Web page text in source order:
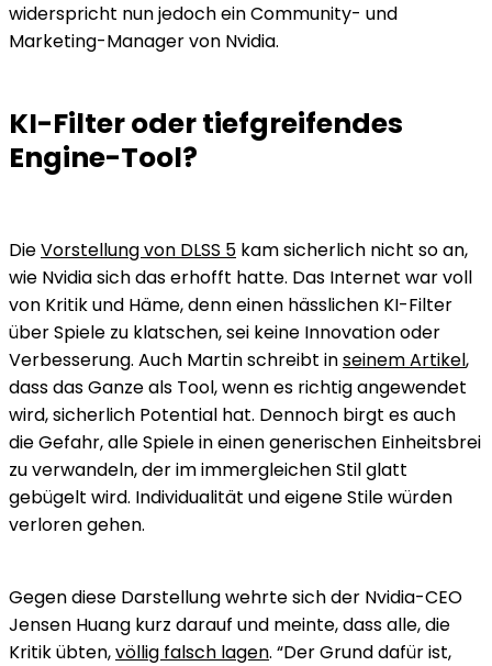
widerspricht nun jedoch ein Community- und
Marketing-Manager von Nvidia.
KI-Filter oder tiefgreifendes
Engine-Tool?
DieVorstellung von DLSS 5 kam sicherlich nicht so an,
wie Nvidia sich das erhofft hatte. Das Internet war voll
von Kritik und Häme, denn einen hässlichen KI-Filter
über Spiele zu klatschen, sei keine Innovation oder
Verbesserung. Auch Martin schreibt inseinem Artikel,
dass das Ganze als Tool, wenn es richtig angewendet
wird, sicherlich Potential hat. Dennoch birgt es auch
die Gefahr, alle Spiele in einen generischen Einheitsbrei
zu verwandeln, der im immergleichen Stil glatt
gebügelt wird. Individualität und eigene Stile würden
verloren gehen.
Gegen diese Darstellung wehrte sich der Nvidia-CEO
Jensen Huang kurz darauf und meinte, dass alle, die
Kritik übten,völlig falsch lagen. “Der Grund dafür ist,